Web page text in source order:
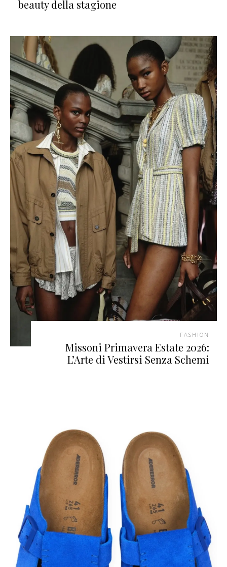
beauty della stagione
FASHION
Missoni Primavera Estate 2026:
L’Arte di Vestirsi Senza Schemi